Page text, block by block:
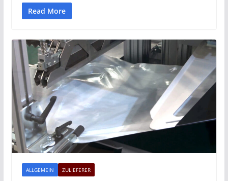
Read More
ALLGEMEIN ZULIEFERER